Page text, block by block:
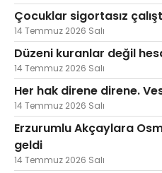
Çocuklar sigortasız
14 Temmuz 2026 Salı
Düzeni kuranlar değil
14 Temmuz 2026 Salı
Her hak direne direne.
14 Temmuz 2026 Salı
Erzurumlu Akçaylara
geldi
14 Temmuz 2026 Salı